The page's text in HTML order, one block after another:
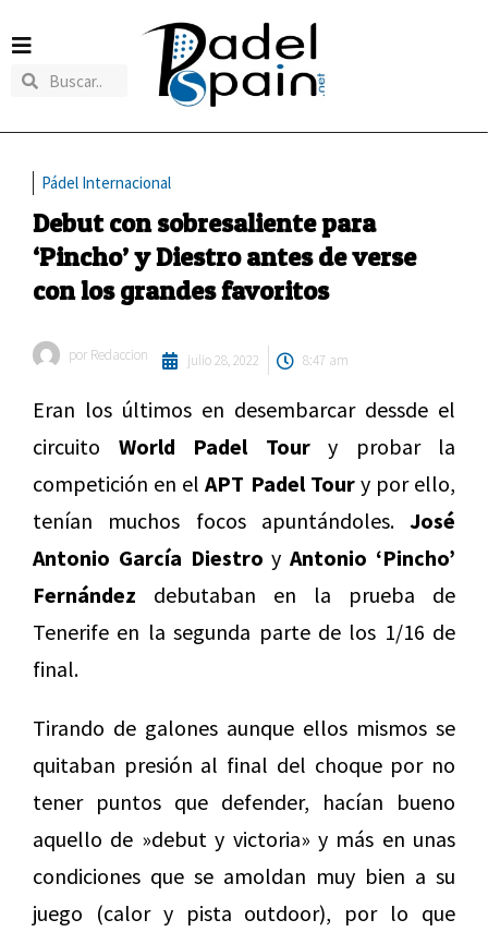
Pádel Internacional
Debut con sobresaliente para
‘Pincho’ y Diestro antes de verse
con los grandes favoritos
por Redaccion julio 28, 2022 8:47 am
Eran los últimos en desembarcar dessde el
circuito World Padel Toury probar la
competición en elAPT Padel Toury por ello,
tenían muchos focos apuntándoles. José
Antonio García Diestro yAntonio ‘Pincho’
Fernández debutaban en la prueba de
Tenerife en la segunda parte de los 1/16 de
final.
Tirando de galones aunque ellos mismos se
quitaban presión al final del choque por no
tener puntos que defender, hacían bueno
aquello de »debut y victoria» y más en unas
condiciones que se amoldan muy bien a su
juego (calor y pista outdoor), por lo que